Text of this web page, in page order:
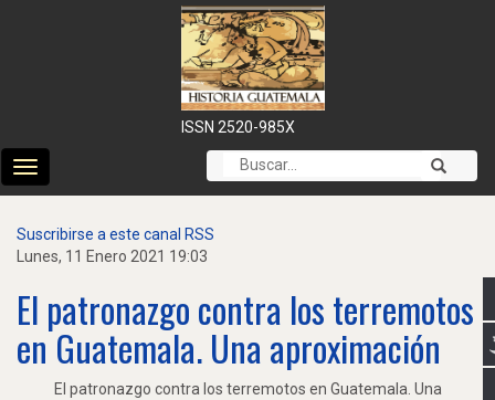
ISSN 2520-985X
Cambiar
modo
navegación
Suscribirse a este canal RSS
Lunes, 11 Enero 2021 19:03
El patronazgo contra los terremotos
en Guatemala. Una aproximación
El patronazgo contra los terremotos en Guatemala. Una